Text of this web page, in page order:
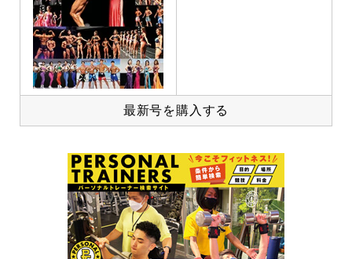
最新号を購入する